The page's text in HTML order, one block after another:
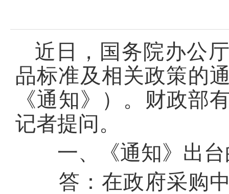
近日，国务院办公
品标准及相关政策的
《通知》）。财政部
记者提问。
一、《通知》出台
答：在政府采购中